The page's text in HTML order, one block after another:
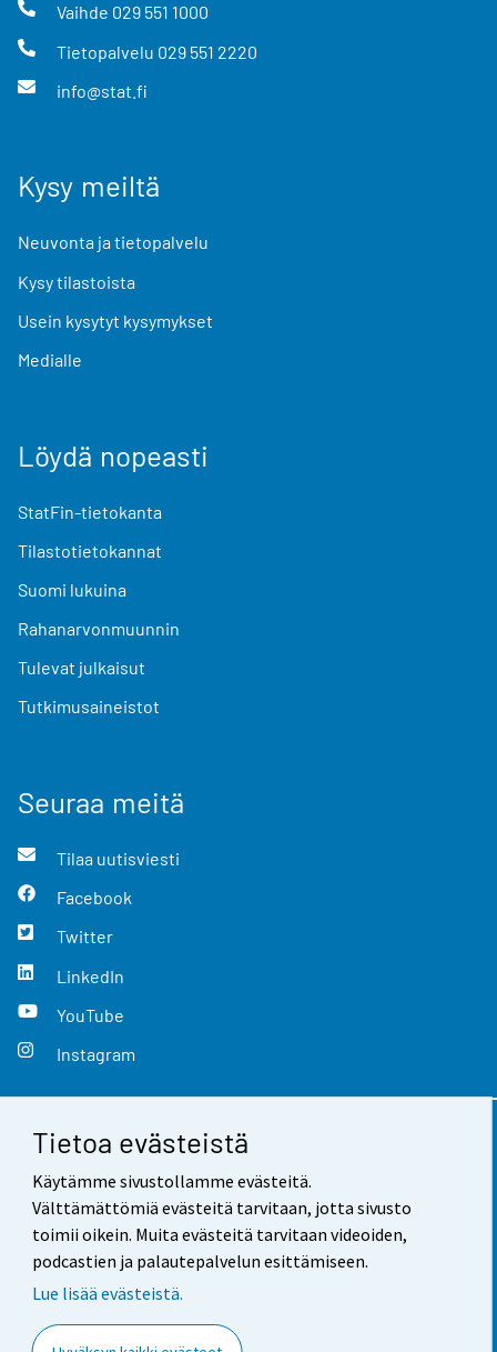
Tietoa evästeistä
Käytämme sivustollamme evästeitä.
Välttämättömiä evästeitä tarvitaan, jotta sivusto
toimii oikein. Muita evästeitä tarvitaan videoiden,
podcastien ja palautepalvelun esittämiseen.
Lue lisää evästeistä.
Vaihde 029 551 1000
Tietopalvelu 029 551 2220
info@stat.fi
Kysy meiltä
Neuvonta ja tietopalvelu
Kysy tilastoista
Usein kysytyt kysymykset
Medialle
Löydä nopeasti
StatFin-tietokanta
Tilastotietokannat
Suomi lukuina
Rahanarvonmuunnin
Tulevat julkaisut
Tutkimusaineistot
Seuraa meitä
Tilaa uutisviesti
Facebook
Twitter
LinkedIn
YouTube
Instagram
Yhteystiedot
Palaute
Käyttöehdot
Saavutettavuus